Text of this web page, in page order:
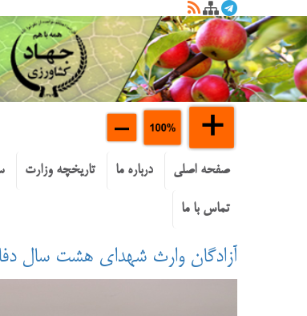
صفحه اصلی درباره ما تاریخچه وزارت
تماس با ما
آزادگان وارث شهداي هشت سال